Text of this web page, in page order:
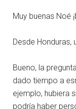
Muy buenas Noé
Desde Honduras,
Bueno, la
dado tiempo a
ejemplo, hubiera
podría haber